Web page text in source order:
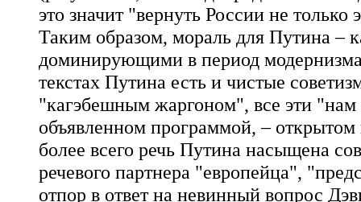
это значит "вернуть России не
Таким образом, мораль для Путина –
доминирующими в период
текстах Путина есть и чистые
"кагэбешным жаргоном", все эти "нам
объявленном программой, –
более всего речь Путина насыщена
речевого партнера "европейца",
отпор в ответ на невинный вопрос